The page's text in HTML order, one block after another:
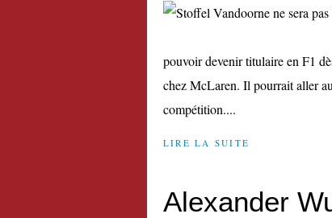
pouvoir devenir titulaire en F1
chez McLaren. Il pourrait aller
compétition....
LIRE LA SUITE
Alexander